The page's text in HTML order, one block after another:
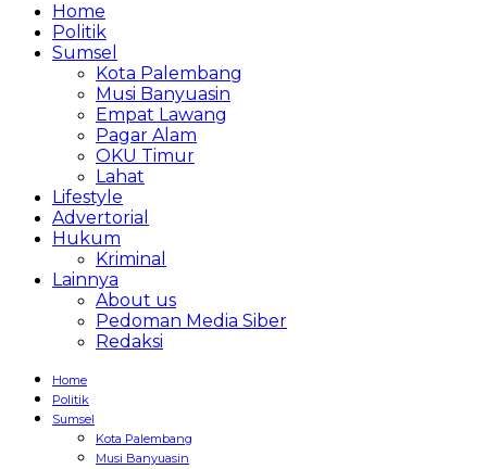
Home
Politik
Sumsel
Kota Palembang
Musi Banyuasin
Empat Lawang
Pagar Alam
OKU Timur
Lahat
Lifestyle
Advertorial
Hukum
Kriminal
Lainnya
About us
Pedoman Media Siber
Redaksi
Home
Politik
Sumsel
Kota Palembang
Musi Banyuasin